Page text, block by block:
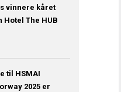
vinnere kåret
Hotel The HUB
til HSMAI
2025 er